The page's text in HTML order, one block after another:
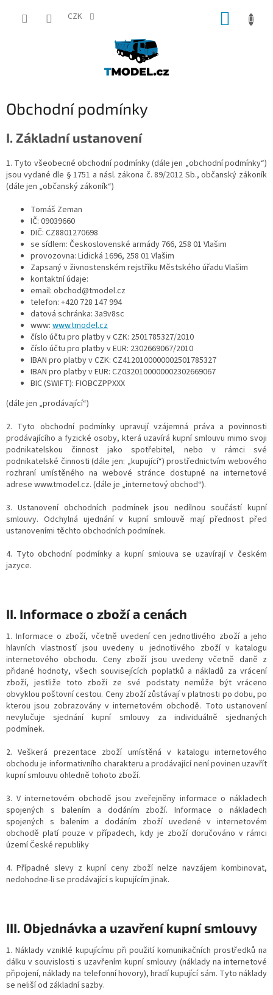
CZK
Obchodní podmínky
I. Základní ustanovení
1. Tyto všeobecné obchodní podmínky (dále jen „obchodní podmínky“)
jsou vydané dle § 1751 a násl. zákona č. 89/2012 Sb., občanský zákoník
(dále jen „občanský zákoník“)
Tomáš Zeman
IČ: 09039660
DIČ: CZ8801270698
se sídlem: Československé armády 766, 258 01 Vlašim
provozovna: Lidická 1696, 258 01 Vlašim
Zapsaný v živnostenském rejstříku Městského úřadu Vlašim
kontaktní údaje:
email: obchod@tmodel.cz
telefon: +420 728 147 994
datová schránka: 3a9v8sc
www: www.tmodel.cz
číslo účtu pro platby v CZK: 2501785327/2010
číslo účtu pro platby v EUR: 2302669067/2010
IBAN pro platby v CZK: CZ4120100000002501785327
IBAN pro platby v EUR: CZ0320100000002302669067
BIC (SWIFT): FIOBCZPPXXX
(dále jen „prodávající“)
2. Tyto obchodní podmínky upravují vzájemná práva a povinnosti
prodávajícího a fyzické osoby, která uzavírá kupní smlouvu mimo svoji
podnikatelskou činnost jako spotřebitel, nebo v rámci své
podnikatelské činnosti (dále jen: „kupující“) prostřednictvím webového
rozhraní umístěného na webové stránce dostupné na internetové
adrese www.tmodel.cz. (dále je „internetový obchod“).
3. Ustanovení obchodních podmínek jsou nedílnou součástí kupní
smlouvy. Odchylná ujednání v kupní smlouvě mají přednost před
ustanoveními těchto obchodních podmínek.
4. Tyto obchodní podmínky a kupní smlouva se uzavírají v českém
jazyce.
II. Informace o zboží a cenách
1. Informace o zboží, včetně uvedení cen jednotlivého zboží a jeho
hlavních vlastností jsou uvedeny u jednotlivého zboží v katalogu
internetového obchodu. Ceny zboží jsou uvedeny včetně daně z
přidané hodnoty, všech souvisejících poplatků a nákladů za vrácení
zboží, jestliže toto zboží ze své podstaty nemůže být vráceno
obvyklou poštovní cestou. Ceny zboží zůstávají v platnosti po dobu, po
kterou jsou zobrazovány v internetovém obchodě. Toto ustanovení
nevylučuje sjednání kupní smlouvy za individuálně sjednaných
podmínek.
2. Veškerá prezentace zboží umístěná v katalogu internetového
obchodu je informativního charakteru a prodávající není povinen uzavřít
kupní smlouvu ohledně tohoto zboží.
3. V internetovém obchodě jsou zveřejněny informace o nákladech
spojených s balením a dodáním zboží. Informace o nákladech
spojených s balením a dodáním zboží uvedené v internetovém
obchodě platí pouze v případech, kdy je zboží doručováno v rámci
území České republiky
4. Případné slevy z kupní ceny zboží nelze navzájem kombinovat,
nedohodne-li se prodávající s kupujícím jinak.
III. Objednávka a uzavření kupní smlouvy
1. Náklady vzniklé kupujícímu při použití komunikačních prostředků na
dálku v souvislosti s uzavřením kupní smlouvy (náklady na internetové
připojení, náklady na telefonní hovory), hradí kupující sám. Tyto náklady
se neliší od základní sazby.